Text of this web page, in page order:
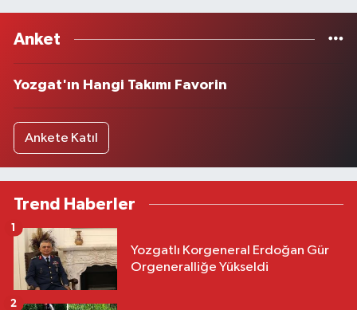
Anket
Yozgat'ın Hangi Takımı Favorin
Ankete Katıl
Trend Haberler
Yozgatlı Korgeneral Erdoğan Gür
Orgeneralliğe Yükseldi
1
2